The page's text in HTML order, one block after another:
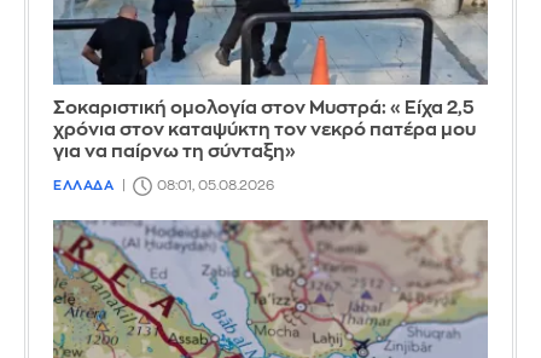
Σοκαριστική ομολογία στον Μυστρά: «Είχα 2,5
χρόνια στον καταψύκτη τον νεκρό πατέρα μου
για να παίρνω τη σύνταξη»
ΕΛΛΑΔΑ 08:01, 05.08.2026